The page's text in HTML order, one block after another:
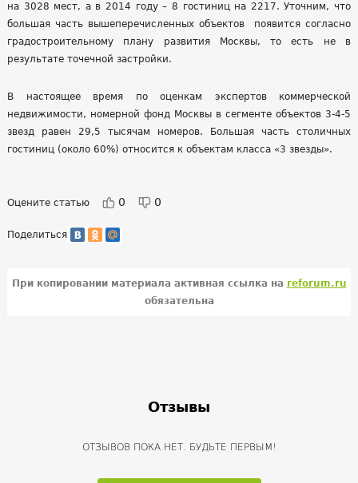
на 3028 мест, а в 2014 году – 8 гостиниц на 2217. Уточним, что
большая часть вышеперечисленных объектов появится согласно
градостроительному плану развития Москвы, то есть не в
результате точечной застройки.
В настоящее время по оценкам экспертов коммерческой
недвижимости, номерной фонд Москвы в сегменте объектов 3-4-5
звезд равен 29,5 тысячам номеров. Большая часть столичных
гостиниц (около 60%) относится к объектам класса «3 звезды».
Оцените статью 0 0
Поделиться
При копировании материала активная ссылка на reforum.ru
обязательна
Отзывы
ОТЗЫВОВ ПОКА НЕТ. БУДЬТЕ ПЕРВЫМ!